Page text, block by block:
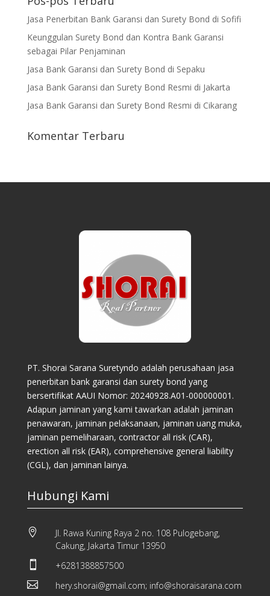
k
Jasa Penerbitan Bank Garansi dan Surety Bond di Sofifi
Keunggulan Surety Bond dan Kontra Bank Garansi
sebagai Pilar Penjaminan
Jasa Bank Garansi dan Surety Bond di Sepaku
Jasa Bank Garansi dan Surety Bond Resmi di Jakarta
Jasa Bank Garansi dan Surety Bond Resmi di Cikarang
Komentar Terbaru
PT. Shorai Sarana Suretyndo adalah perusahaan jasa
penerbitan bank garansi dan surety bond yang
bersertifikat AAUI Nomor: 20240928.A01-000000001.
Adapun jaminan yang kami tawarkan adalah jaminan
penawaran, jaminan pelaksanaan, jaminan uang muka,
jaminan pemeliharaan, contractor all risk (CAR),
erection all risk (EAR), comprehensive general liability
(CGL), dan jaminan lainya.
Hubungi Kami

Jl. Rawa Kuning Raya 2 no. 108 Pulogebang,
Cakung, Jakarta Timur 13950
 +6281388857500
 hery.shorai@gmail.com; info@shoraisarana.com